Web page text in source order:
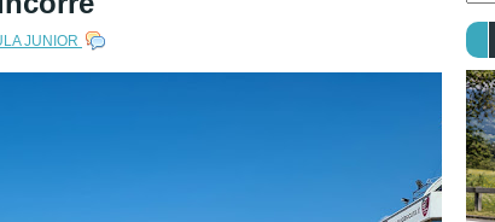
JUNIOR